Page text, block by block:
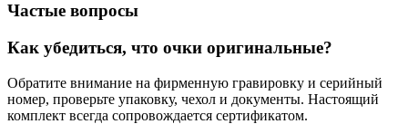
Частые вопросы
Как убедиться, что очки оригинальные?
Обратите внимание на фирменную гравировку и серийный
номер, проверьте упаковку, чехол и документы. Настоящий
комплект всегда сопровождается сертификатом.